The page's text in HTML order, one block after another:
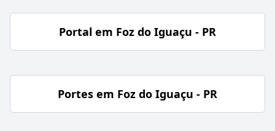
Portal em Foz do Iguaçu - PR
Portes em Foz do Iguaçu - PR